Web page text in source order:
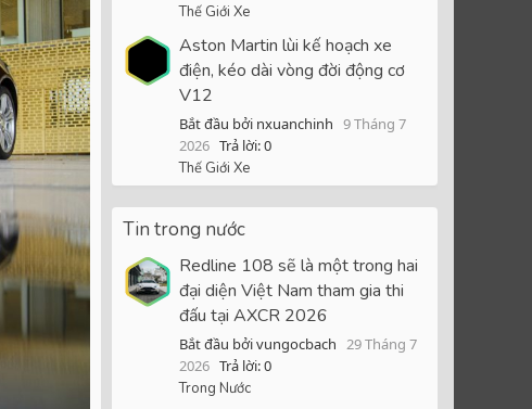
Thế Giới Xe
Aston Martin lùi kế hoạch xe
điện, kéo dài vòng đời động cơ
V12
Bắt đầu bởi nxuanchinh 9 Tháng 7
2026 Trả lời: 0
Thế Giới Xe
Tin trong nước
Redline 108 sẽ là một trong hai
đại diện Việt Nam tham gia thi
đấu tại AXCR 2026
Bắt đầu bởi vungocbach 29 Tháng 7
2026 Trả lời: 0
Trong Nước